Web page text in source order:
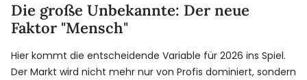
Die große Unbekannte: Der neue
Faktor "Mensch"
Hier kommt die entscheidende Variable für 2026 ins Spiel.
Der Markt wird nicht mehr nur von Profis dominiert, sondern